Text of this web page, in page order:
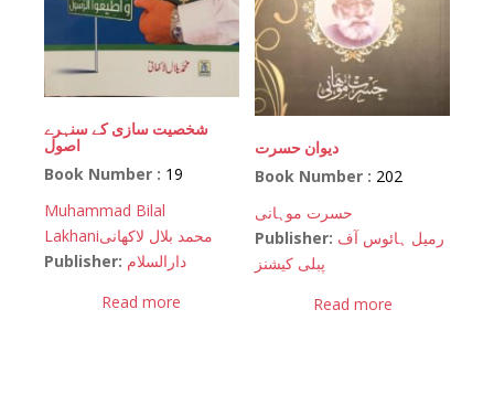
شخصیت سازی کے سنہرے
اصول
Book Number : 19
Muhammad Bilal
Lakhaniمحمد بلال لاکھانی
Publisher: دارالسلام
Read more
دیوان حسرت
Book Number : 202
حسرت موہانی
Publisher: رمیل ہائوس آف
پبلی کیشنز
Read more